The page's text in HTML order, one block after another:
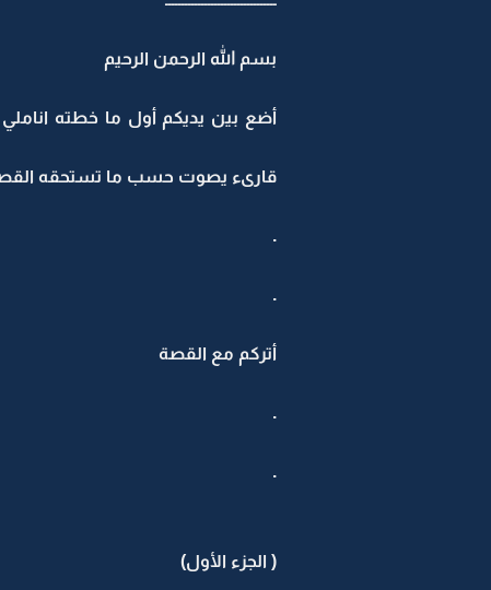
بسم الله الرحمن الرحيم
أضع بين يديكم أول ما خطته
قارىء يصوت حسب ما تستحقه
.
.
أتركم مع القصة
.
.
( الجزء الأول)